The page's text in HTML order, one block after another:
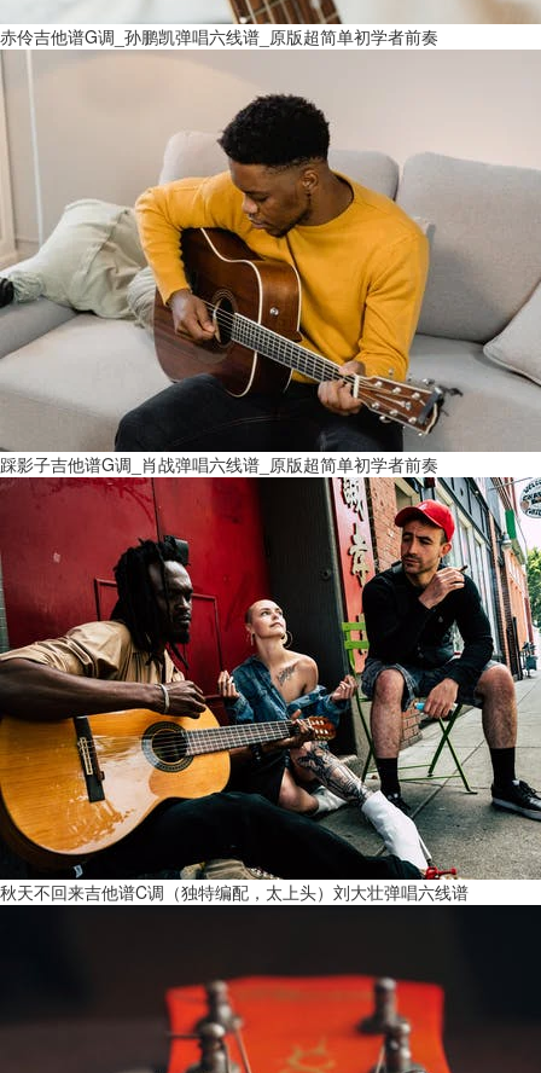
赤伶吉他谱G调_孙鹏凯弹唱六线谱_原版超简单初学者前奏
踩影子吉他谱G调_肖战弹唱六线谱_原版超简单初学者前奏
秋天不回来吉他谱C调（独特编配，太上头）刘大壮弹唱六线谱